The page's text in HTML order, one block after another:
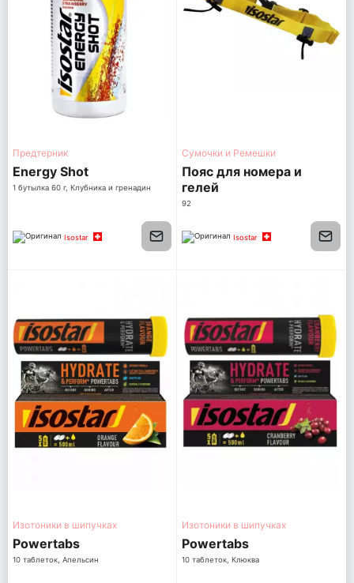
Предтерник
Energy Shot
1 бутылка 60 г, Клубника и гренадин
Isostar
Сумочки и Ремешки
Пояс для номера и
гелей
92
Isostar
Изотоники в шипучках
Powertabs
10 таблеток, Апельсин
Изотоники в шипучках
Powertabs
10 таблеток, Клюква